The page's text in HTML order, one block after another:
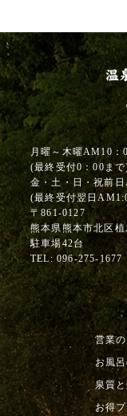
月曜～木曜AM10：
(最終受付0：00まで
金・土・日・祝前
(最終受付翌日
〒861-0127
熊本県熊本市北区
駐車場42台
TEL: 096-275-1677
営業
お風
泉質
お得